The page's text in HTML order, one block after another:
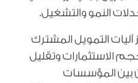
النمو والتشغيل.
آليات التمويل المشترك
الاستثمارات وتقليل
بين المؤسسات